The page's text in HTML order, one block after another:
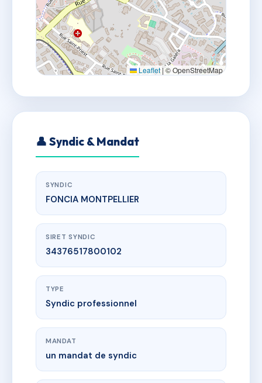
Leaflet|© OpenStreetMap
👤 Syndic & Mandat
SYNDIC
FONCIA MONTPELLIER
SIRET SYNDIC
34376517800102
TYPE
Syndic professionnel
MANDAT
un mandat de syndic